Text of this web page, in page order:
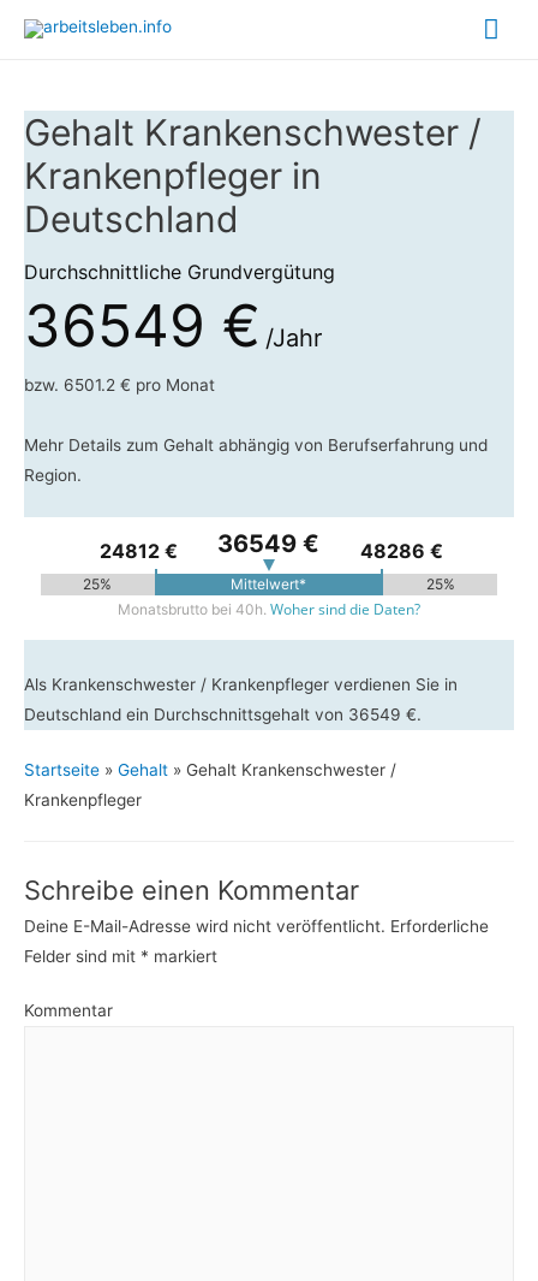
Gehalt Krankenschwester /
Krankenpfleger in
Deutschland
Durchschnittliche Grundvergütung
36549 € /Jahr
bzw. 6501.2 € pro Monat
Mehr Details zum Gehalt abhängig von Berufserfahrung und
Region.
24812 € 36549 € 48286 €
25% Mittelwert*
25%
Monatsbrutto bei 40h. Woher sind die Daten?
Als Krankenschwester / Krankenpfleger verdienen Sie in
Deutschland ein Durchschnittsgehalt von 36549 €.
Startseite » Gehalt » Gehalt Krankenschwester /
Krankenpfleger
Schreibe einen Kommentar
Deine E-Mail-Adresse wird nicht veröffentlicht. Erforderliche
Felder sind mit * markiert
Kommentar